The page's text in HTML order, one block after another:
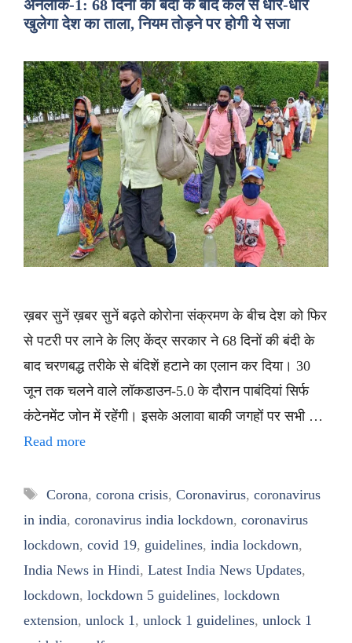
अनलॉक-1: 68 दिनों की बंदी के बाद कल से धीरे-धीरे
खुलेगा देश का ताला, नियम तोड़ने पर होगी ये सजा
ख़बर सुनें ख़बर सुनें बढ़ते कोरोना संक्रमण के बीच देश को फिर
से पटरी पर लाने के लिए केंद्र सरकार ने 68 दिनों की बंदी के
बाद चरणबद्ध तरीके से बंदिशें हटाने का एलान कर दिया। 30
जून तक चलने वाले लॉकडाउन-5.0 के दौरान पाबंदियां सिर्फ
कंटेनमेंट जोन में रहेंगी। इसके अलावा बाकी जगहों पर सभी …
Read more
Tags
Corona, corona crisis, Coronavirus, coronavirus
in india, coronavirus india lockdown, coronavirus
lockdown, covid 19, guidelines, india lockdown,
India News in Hindi, Latest India News Updates,
lockdown, lockdown 5 guidelines, lockdown
extension, unlock 1, unlock 1 guidelines, unlock 1